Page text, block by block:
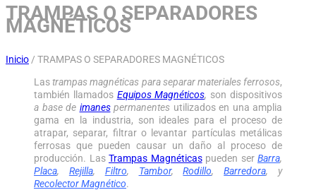
TRAMPAS O SEPARADORES
MAGNÉTICOS
Inicio / TRAMPAS O SEPARADORES MAGNÉTICOS
Lastrampas magnéticas para separar materiales ferrosos,
también llamados Equipos Magnéticos, son dispositivos
a base de imanespermanentes utilizados en una amplia
gama en la industria, son ideales para el proceso de
atrapar, separar, filtrar o levantar partículas metálicas
ferrosas que pueden causar un daño al proceso de
producción. Las Trampas Magnéticaspueden ser Barra,
Placa, Rejilla, Filtro, Tambor,Rodillo,Barredora, y
Recolector Magnético.